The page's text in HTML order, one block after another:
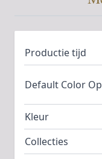
Productie tijd
Default Color
Kleur
Collecties